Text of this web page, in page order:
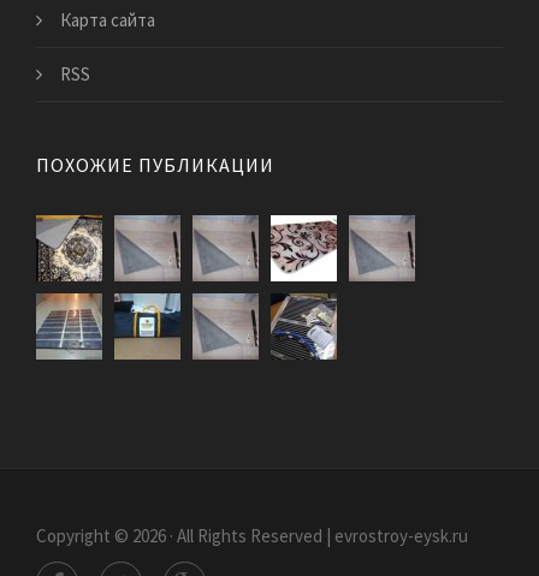
Карта сайта
RSS
ПОХОЖИЕ ПУБЛИКАЦИИ
Copyright © 2026 · All Rights Reserved | evrostroy-eysk.ru